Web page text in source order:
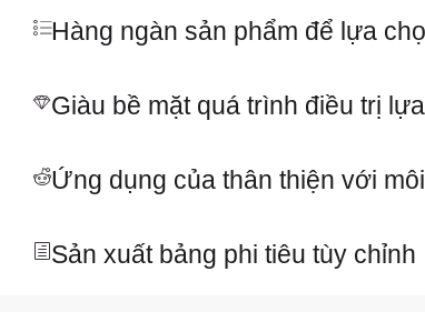
Hàng ngàn sản phẩm để lựa
Giàu bề mặt quá trình điều trị
Ứng dụng của thân thiện với
Sản xuất bảng phi tiêu tùy chỉnh